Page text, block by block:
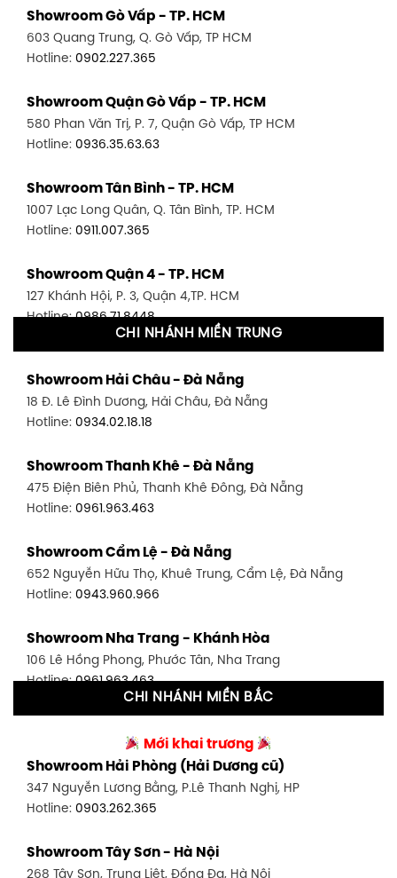
Showroom Gò Vấp - TP. HCM
603 Quang Trung, Q. Gò Vấp, TP HCM
Hotline: 0902.227.365
Showroom Quận Gò Vấp - TP. HCM
580 Phan Văn Trị, P. 7, Quận Gò Vấp, TP HCM
Hotline: 0936.35.63.63
Showroom Tân Bình - TP. HCM
1007 Lạc Long Quân, Q. Tân Bình, TP. HCM
Hotline: 0911.007.365
Showroom Quận 4 - TP. HCM
127 Khánh Hội, P. 3, Quận 4,TP. HCM
Hotline:0986.71.8448
1411 Đường 3/2, P. 16, Quận 11, TP. HCM
Hotline:0906.256.759
1448 Huỳnh Tấn Phát, Phú Thuận, Quận 7, TP HCM
Hotline:0946.480.580
348 Đ. Bạch Đằng, P. 14, Bình Thạnh, TP HCM
Hotline:0902.716.230
591 Hoàng Văn Thụ, P. 4, Tân Bình, TP HCM
Hotline:0906.256.759
Showroom Tân Bình 2 - TP. HCM
0986.71.8448
Showroom Thuận An - Bình Dương
66 đường DT743, An Phú, Thuận An, Bình Dương
CHI NHÁNH MIỀN TRUNG
Showroom Hải Châu - Đà Nẵng
18 Đ. Lê Đình Dương, Hải Châu, Đà Nẵng
Hotline: 0934.02.18.18
Showroom Thanh Khê - Đà Nẵng
475 Điện Biên Phủ, Thanh Khê Đông, Đà Nẵng
Hotline: 0961.963.463
Showroom Cẩm Lệ - Đà Nẵng
652 Nguyễn Hữu Thọ, Khuê Trung, Cẩm Lệ, Đà Nẵng
Hotline: 0943.960.966
Showroom Nha Trang - Khánh Hòa
106 Lê Hồng Phong, Phước Tân, Nha Trang
Hotline:0961.963.463
27-29 Nguyễn Sỹ Sách, Hưng Bình, TP Vinh, Nghệ An
Hotline:0943.960.966
Showroom Buôn Ma Thuột
Hotline:0934.02.18.18
CHI NHÁNH MIỀN BẮC
Mới khai trương
Showroom Hải Phòng (Hải Dương cũ)
347 Nguyễn Lương Bằng, P.Lê Thanh Nghị, HP
Hotline: 0903.262.365
Showroom Tây Sơn - Hà Nội
268 Tây Sơn, Trung Liệt, Đống Đa, Hà Nội